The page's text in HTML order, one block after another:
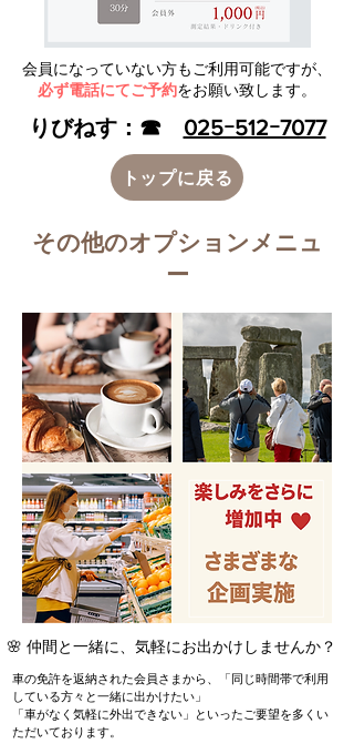
会員になっていない方もご利用可能ですが、
必ず電話にてご予約をお願い致します。
​りびねす：☎ 025ｰ512ｰ7077
トップに戻る
​その他のオプションメニュ
ー
🌸 仲間と一緒に、気軽にお出かけしませんか？
車の免許を返納された会員さまから、
「同じ時間帯で利用
している方々と一緒に出かけたい」
「車がなく気軽に外出できない」
といったご要望を多くい
ただいております。